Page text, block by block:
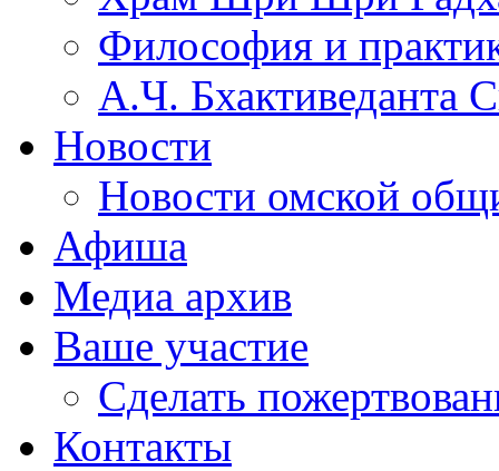
Философия и
А.Ч. Бхактиведанта
Новости
Новости омской
Афиша
Медиа архив
Ваше участие
Сделать
Контакты